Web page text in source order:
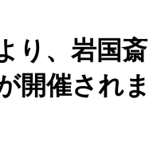
り、岩国斎
開催されま